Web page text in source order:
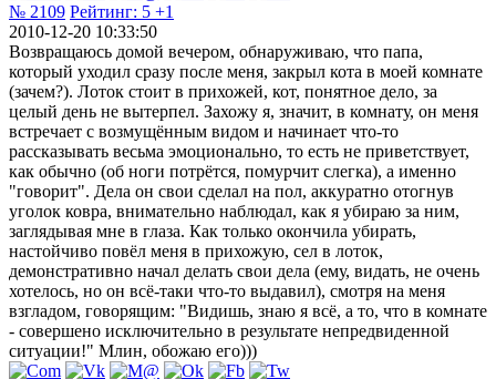
№ 2109 Рейтинг: 5 +1
2010-12-20 10:33:50
Возвращаюсь домой вечером, обнаруживаю, что папа,
который уходил сразу после меня, закрыл кота в моей комнате
(зачем?). Лоток стоит в прихожей, кот, понятное дело, за
целый день не вытерпел. Захожу я, значит, в комнату, он меня
встречает с возмущённым видом и начинает что-то
рассказывать весьма эмоционально, то есть не приветствует,
как обычно (об ноги потрётся, помурчит слегка), а именно
"говорит". Дела он свои сделал на пол, аккуратно отогнув
уголок ковра, внимательно наблюдал, как я убираю за ним,
заглядывая мне в глаза. Как только окончила убирать,
настойчиво повёл меня в прихожую, сел в лоток,
демонстративно начал делать свои дела (ему, видать, не очень
хотелось, но он всё-таки что-то выдавил), смотря на меня
взгладом, говорящим: "Видишь, знаю я всё, а то, что в комнате
- совершено исключительно в результате непредвиденной
ситуации!" Млин, обожаю его)))